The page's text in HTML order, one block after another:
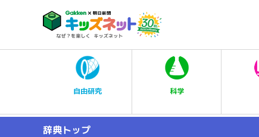
自由研究 科学
辞典トップ